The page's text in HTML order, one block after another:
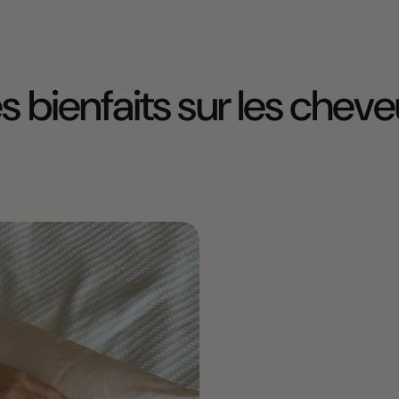
bienfaits sur les